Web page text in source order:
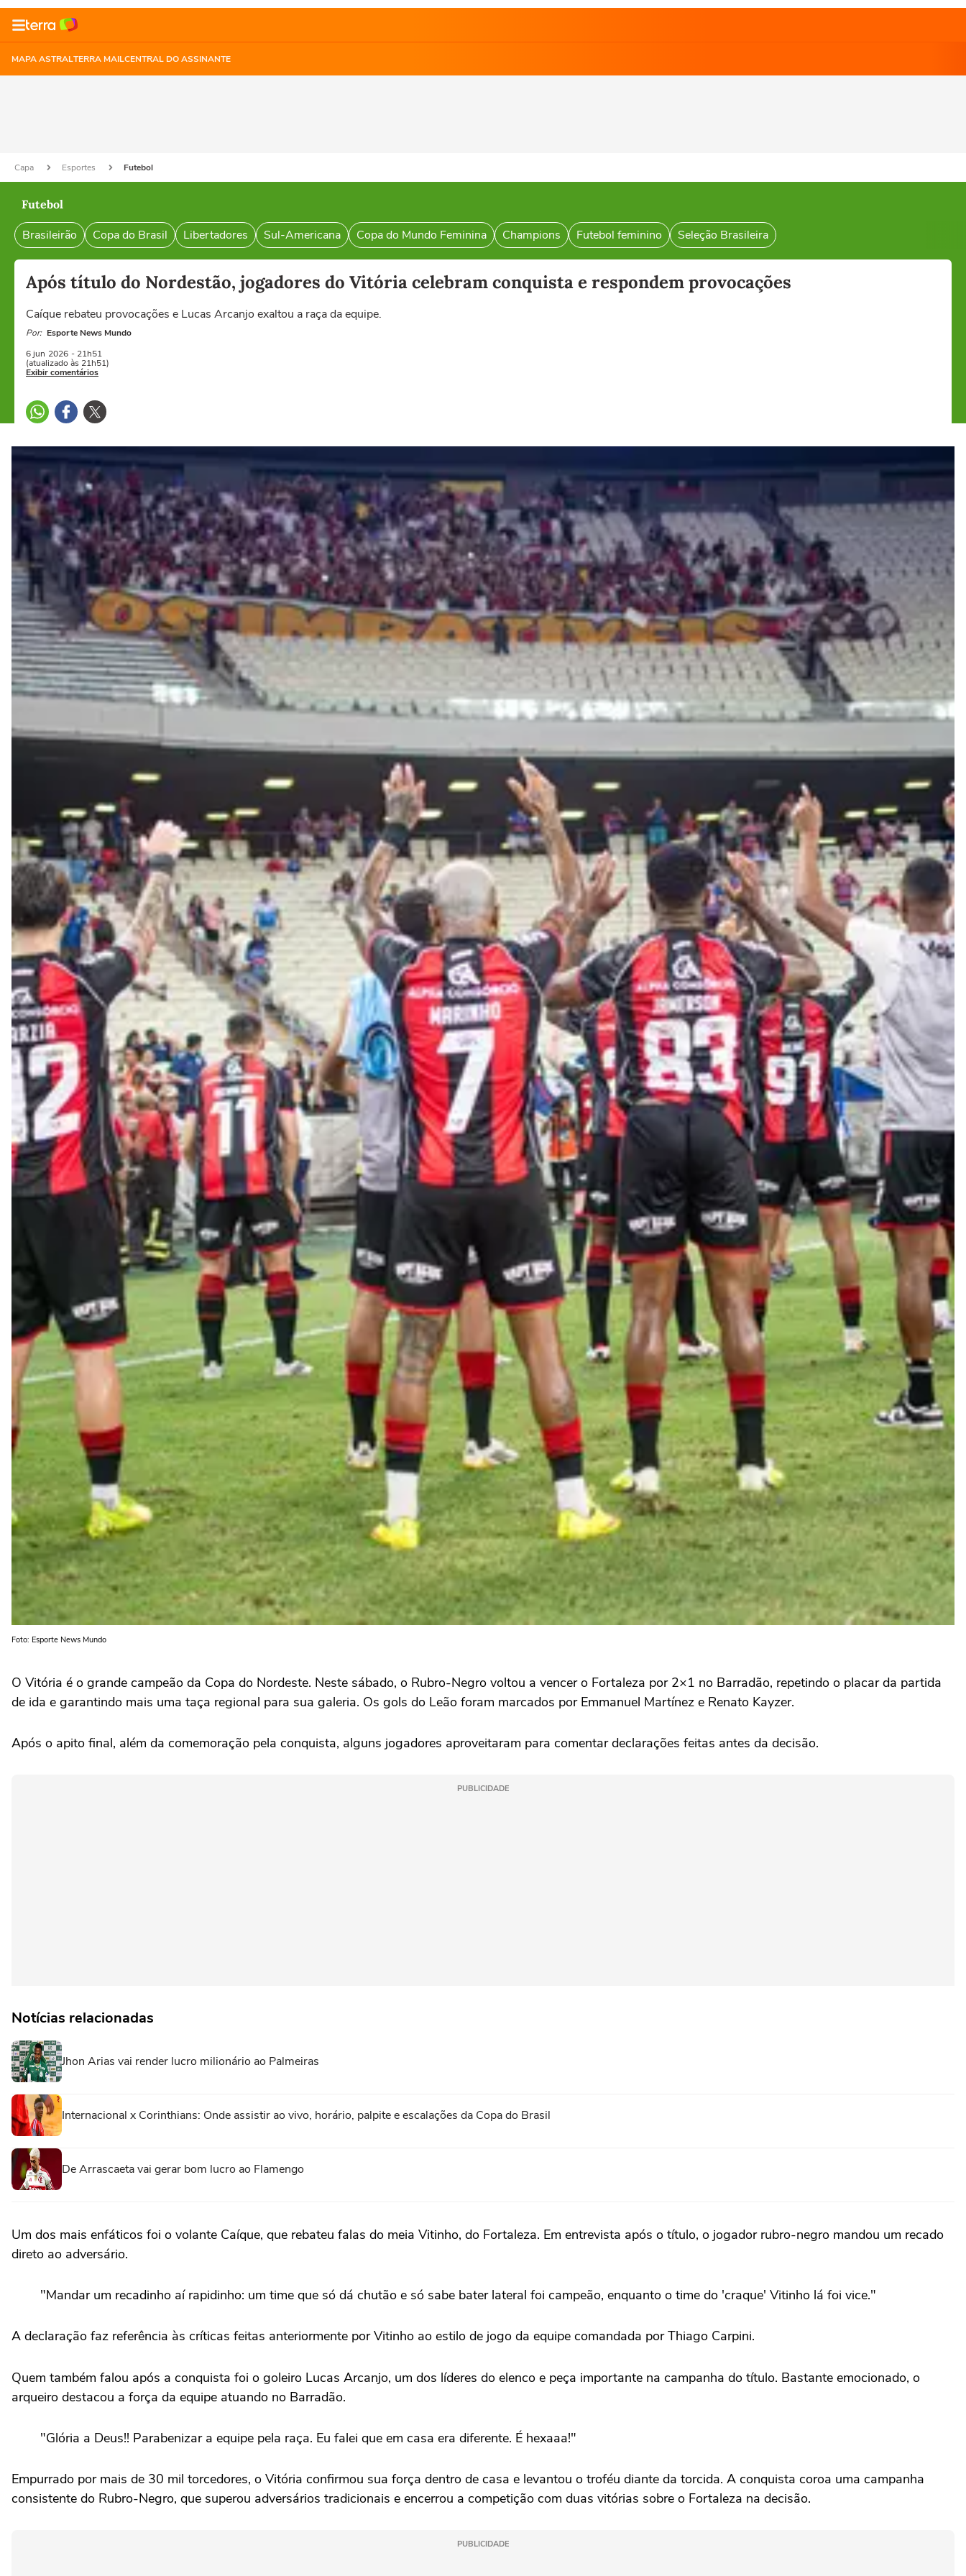
MAPA ASTRALTERRA MAILCENTRAL DO ASSINANTE
Capa Esportes Futebol
Futebol
Brasileirão Copa do Brasil Libertadores Sul-Americana Copa do Mundo Feminina Champions Futebol feminino Seleção Brasileira
Após título do Nordestão, jogadores do Vitória celebram conquista e respondem provocações
Caíque rebateu provocações e Lucas Arcanjo exaltou a raça da equipe.
Por: Esporte News Mundo
6 jun 2026 - 21h51
(atualizado às 21h51)
Exibir comentários
Foto: Esporte News Mundo
O Vitória é o grande campeão da Copa do Nordeste. Neste sábado, o Rubro-Negro voltou a vencer o Fortaleza por 2×1 no Barradão, repetindo o placar da partida
de ida e garantindo mais uma taça regional para sua galeria. Os gols do Leão foram marcados por Emmanuel Martínez e Renato Kayzer.
Após o apito final, além da comemoração pela conquista, alguns jogadores aproveitaram para comentar declarações feitas antes da decisão.
PUBLICIDADE
Notícias relacionadas
Jhon Arias vai render lucro milionário ao Palmeiras
Internacional x Corinthians: Onde assistir ao vivo, horário, palpite e escalações da Copa do Brasil
De Arrascaeta vai gerar bom lucro ao Flamengo
Um dos mais enfáticos foi o volante Caíque, que rebateu falas do meia Vitinho, do Fortaleza. Em entrevista após o título, o jogador rubro-negro mandou um recado
direto ao adversário.
"Mandar um recadinho aí rapidinho: um time que só dá chutão e só sabe bater lateral foi campeão, enquanto o time do 'craque' Vitinho lá foi vice."
A declaração faz referência às críticas feitas anteriormente por Vitinho ao estilo de jogo da equipe comandada por Thiago Carpini.
Quem também falou após a conquista foi o goleiro Lucas Arcanjo, um dos líderes do elenco e peça importante na campanha do título. Bastante emocionado, o
arqueiro destacou a força da equipe atuando no Barradão.
"Glória a Deus!! Parabenizar a equipe pela raça. Eu falei que em casa era diferente. É hexaaa!"
Empurrado por mais de 30 mil torcedores, o Vitória confirmou sua força dentro de casa e levantou o troféu diante da torcida. A conquista coroa uma campanha
consistente do Rubro-Negro, que superou adversários tradicionais e encerrou a competição com duas vitórias sobre o Fortaleza na decisão.
PUBLICIDADE